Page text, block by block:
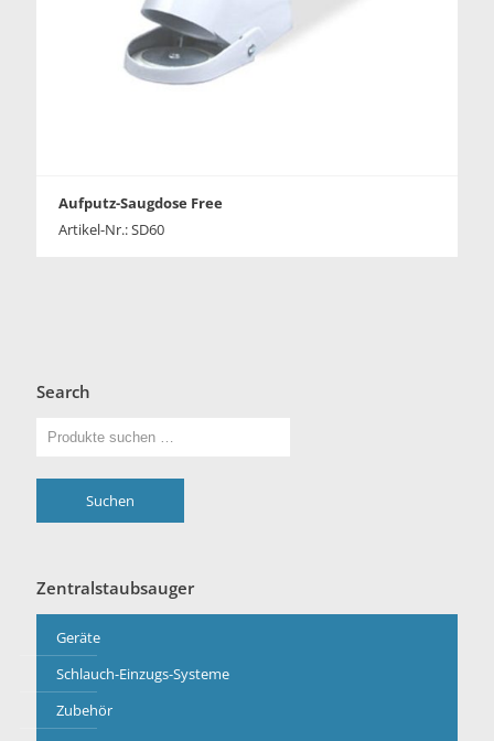
Aufputz-Saugdose Free
Artikel-Nr.: SD60
Search
Suchen
Zentralstaubsauger
Geräte
Schlauch-Einzugs-Systeme
Zubehör